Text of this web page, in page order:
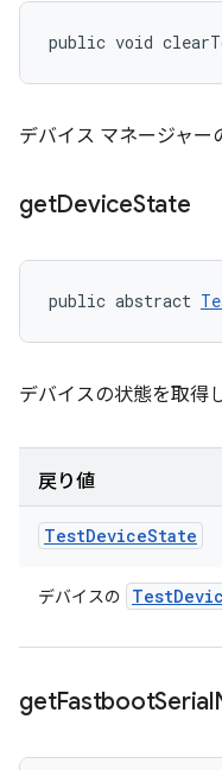
public void
デバイス マネージャー
getDeviceState
public abstract
デバイスの状態を取得し
戻り値
TestDeviceState
デバイスの Test
getFastbootSerial